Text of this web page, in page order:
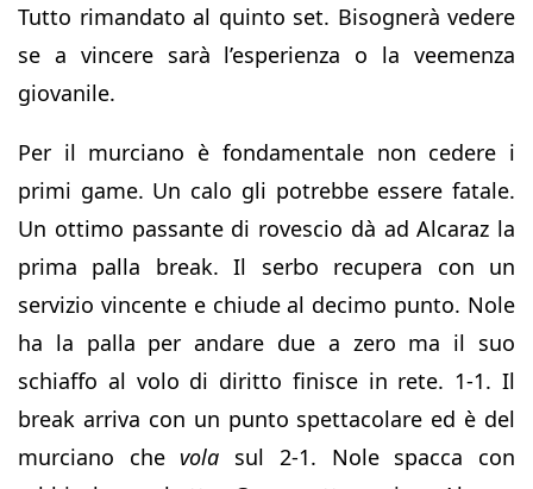
Tutto rimandato al quinto set. Bisognerà vedere
se a vincere sarà l’esperienza o la veemenza
giovanile.
Per il murciano è fondamentale non cedere i
primi game. Un calo gli potrebbe essere fatale.
Un ottimo passante di rovescio dà ad Alcaraz la
prima palla break. Il serbo recupera con un
servizio vincente e chiude al decimo punto. Nole
ha la palla per andare due a zero ma il suo
schiaffo al volo di diritto finisce in rete. 1-1. Il
break arriva con un punto spettacolare ed è del
murciano che vola sul 2-1. Nole spacca con